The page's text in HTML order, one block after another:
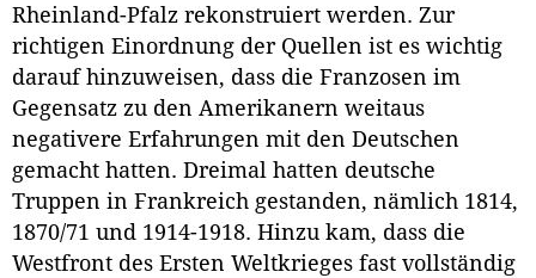
Rheinland-Pfalz rekonstruiert werden. Zur
richtigen Einordnung der Quellen ist es wichtig
darauf hinzuweisen, dass die Franzosen im
Gegensatz zu den Amerikanern weitaus
negativere Erfahrungen mit den Deutschen
gemacht hatten. Dreimal hatten deutsche
Truppen in Frankreich gestanden, nämlich 1814,
1870/71 und 1914-1918. Hinzu kam, dass die
Westfront des Ersten Weltkrieges fast vollständig